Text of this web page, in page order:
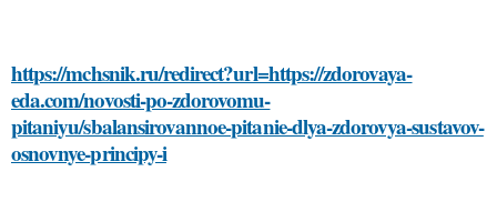
https://mchsnik.ru/redirect?url=https://zdorovaya-
eda.com/novosti-po-zdorovomu-
pitaniyu/sbalansirovannoe-pitanie-dlya-zdorovya-sustavov-
osnovnye-principy-i